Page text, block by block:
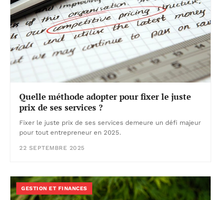
Quelle méthode adopter pour fixer le juste
prix de ses services ?
Fixer le juste prix de ses services demeure un défi majeur
pour tout entrepreneur en 2025.
22 SEPTEMBRE 2025
GESTION ET FINANCES